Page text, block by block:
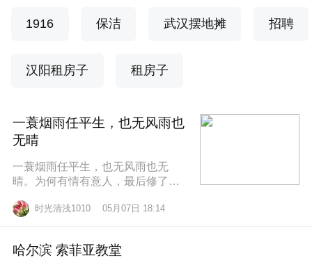
1916 保洁 武汉摆地摊 招聘
汉阳租房子 租房子
一蓑烟雨任平生，也无风雨也
无晴
一蓑烟雨任平生，也无风雨也无
晴。为何有情有意人，最后修了无
却有情。莫道桑榆晚，为霞尚满
时光清浅1010 05月07日 18:14
哈尔滨 索菲亚教堂